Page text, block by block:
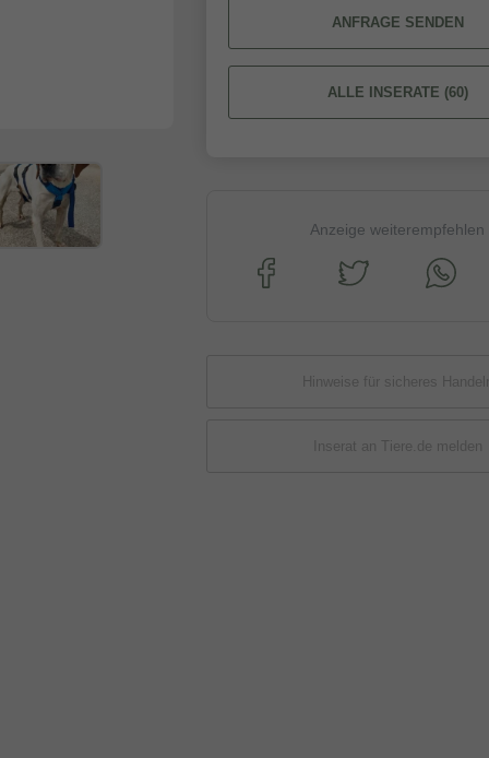
ANFRAGE SENDEN
ALLE INSERATE (60)
Anzeige weiterempfehlen
Hinweise für sicheres Handeln
Inserat an Tiere.de melden